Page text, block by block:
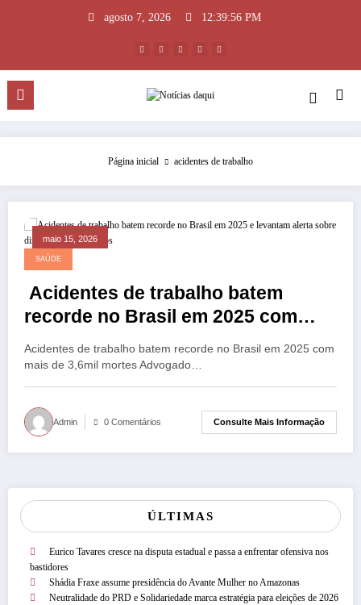
agosto 7, 2026 12:39:57 PM
Página inicial acidentes de trabalho
maio 15, 2026
SAÚDE
Acidentes de trabalho batem
recorde no Brasil em 2025 com
mais de 3,6 mil mortes
Acidentes de trabalho batem recorde no Brasil em 2025 com
mais de 3,6mil mortes Advogado…
Admin 0 Comentários Consulte Mais Informação
ÚLTIMAS
Eurico Tavares cresce na disputa estadual e passa a enfrentar ofensiva nos
bastidores
Shádia Fraxe assume presidência do Avante Mulher no Amazonas
Neutralidade do PRD e Solidariedade marca estratégia para eleições de 2026